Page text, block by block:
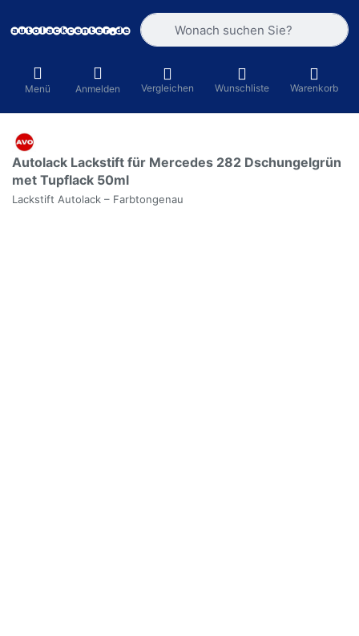
Geben Sie einen Suchbegriff ein.
Menü Anmelden Vergleichen Wunschliste Warenkorb
Autolack Lackstift für Mercedes 282 Dschungelgrün
met Tupflack 50ml
Lackstift Autolack – Farbtongenau